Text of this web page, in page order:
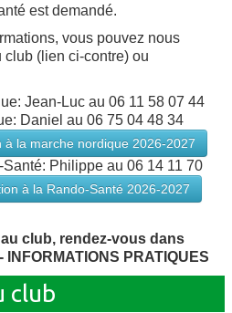
est demandé.
vous pouvez nous
(lien ci-contre) ou
Jean-Luc au 06 11 58 07 44
Daniel au 06 75 04 48 34
à la marche nordique 2026-2027
Philippe au 06 14 11 70
à la Rando-Santé 2026-2027
club, rendez-vous dans
INFORMATIONS PRATIQUES
club